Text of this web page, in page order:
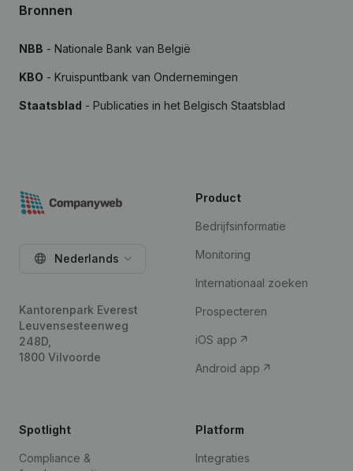
Bronnen
NBB - Nationale Bank van België
KBO - Kruispuntbank van Ondernemingen
Staatsblad - Publicaties in het Belgisch Staatsblad
Nederlands
Kantorenpark Everest
Leuvensesteenweg
248D,
1800 Vilvoorde
Product
Bedrijfsinformatie
Monitoring
Internationaal zoeken
Prospecteren
iOS app
Android app
Spotlight
Compliance &
Platform
Integraties